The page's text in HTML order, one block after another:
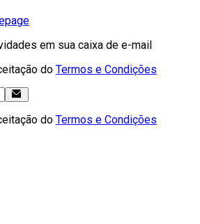
em sua caixa de e-mail
do Termos e Condições
do Termos e Condições